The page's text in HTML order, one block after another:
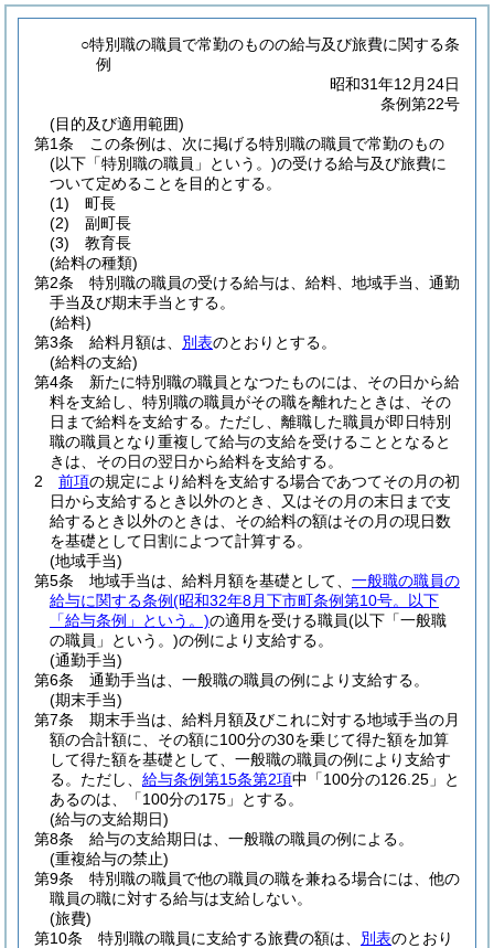
○特別職の職員で常勤のものの給与及び旅費に関する条
例
昭和31年12月24日
条例第22号
(目的及び適用範囲)
第1条
この条例は、次に掲げる特別職の職員で常勤のもの
(以下「特別職の職員」という。)の受ける給与及び旅費に
ついて定めることを目的とする。
(1)
町長
(2)
副町長
(3)
教育長
(給料の種類)
第2条
特別職の職員の受ける給与は、給料、地域手当、通勤
手当及び期末手当とする。
(給料)
第3条
給料月額は、 別表のとおりとする。
(給料の支給)
第4条
新たに特別職の職員となつたものには、その日から給
料を支給し、特別職の職員がその職を離れたときは、その
日まで給料を支給する。 ただし、離職した職員が即日特別
職の職員となり重複して給与の支給を受けることとなると
きは、その日の翌日から給料を支給する。
2
前項の規定により給料を支給する場合であつてその月の初
日から支給するとき以外のとき、又はその月の末日まで支
給するとき以外のときは、その給料の額はその月の現日数
を基礎として日割によつて計算する。
(地域手当)
第5条
地域手当は、給料月額を基礎として、 一般職の職員の
給与に関する条例(昭和32年8月下市町条例第10号。以下
「給与条例」という。)の適用を受ける職員(以下「一般職
の職員」という。)の例により支給する。
(通勤手当)
第6条
通勤手当は、一般職の職員の例により支給する。
(期末手当)
第7条
期末手当は、給料月額及びこれに対する地域手当の月
額の合計額に、その額に100分の30を乗じて得た額を加算
して得た額を基礎として、一般職の職員の例により支給す
る。 ただし、 給与条例第15条第2項中「100分の126.25」と
あるのは、「100分の175」とする。
(給与の支給期日)
第8条
給与の支給期日は、一般職の職員の例による。
(重複給与の禁止)
第9条
特別職の職員で他の職員の職を兼ねる場合には、他の
職員の職に対する給与は支給しない。
(旅費)
第10条
特別職の職員に支給する旅費の額は、 別表のとおり